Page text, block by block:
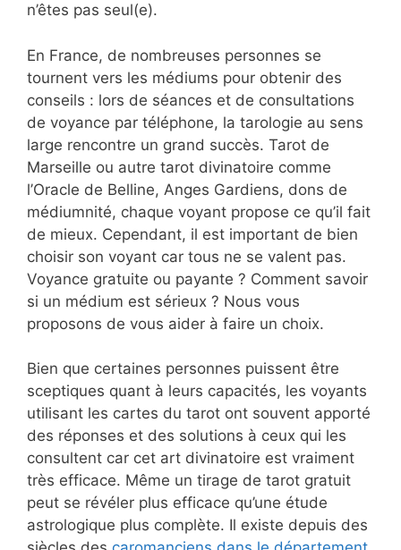
n’êtes pas seul(e).
En France, de nombreuses personnes se
tournent vers les médiums pour obtenir des
conseils : lors de séances et de consultations
de voyance par téléphone, la tarologie au sens
large rencontre un grand succès. Tarot de
Marseille ou autre tarot divinatoire comme
l’Oracle de Belline, Anges Gardiens, dons de
médiumnité, chaque voyant propose ce qu’il fait
de mieux. Cependant, il est important de bien
choisir son voyant car tous ne se valent pas.
Voyance gratuite ou payante ? Comment savoir
si un médium est sérieux ? Nous vous
proposons de vous aider à faire un choix.
Bien que certaines personnes puissent être
sceptiques quant à leurs capacités, les voyants
utilisant les cartes du tarot ont souvent apporté
des réponses et des solutions à ceux qui les
consultent car cet art divinatoire est vraiment
très efficace. Même un tirage de tarot gratuit
peut se révéler plus efficace qu’une étude
astrologique plus complète. Il existe depuis des